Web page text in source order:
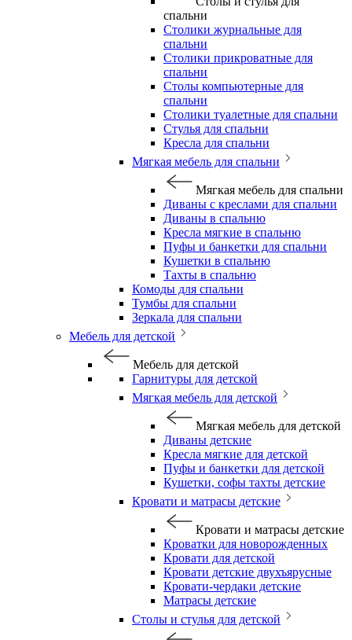
спальни
Столики журнальные для
спальни
Столики прикроватные для
спальни
Столы компьютерные для
спальни
Столики туалетные для спальни
Стулья для спальни
Кресла для спальни
Мягкая мебель для спальни
Мягкая мебель для спальни
Диваны с креслами для спальни
Диваны в спальню
Кресла мягкие в спальню
Пуфы и банкетки для спальни
Кушетки в спальню
Тахты в спальню
Комоды для спальни
Тумбы для спальни
Зеркала для спальни
Мебель для детской
Мебель для детской
Гарнитуры для детской
Мягкая мебель для детской
Мягкая мебель для детской
Диваны детские
Кресла мягкие для детской
Пуфы и банкетки для детской
Кушетки, софы тахты детские
Кровати и матрасы детские
Кровати и матрасы детские
Кроватки для новорожденных
Кровати для детской
Кровати детские двухъярусные
Кровати-чердаки детские
Матрасы детские
Столы и стулья для детской